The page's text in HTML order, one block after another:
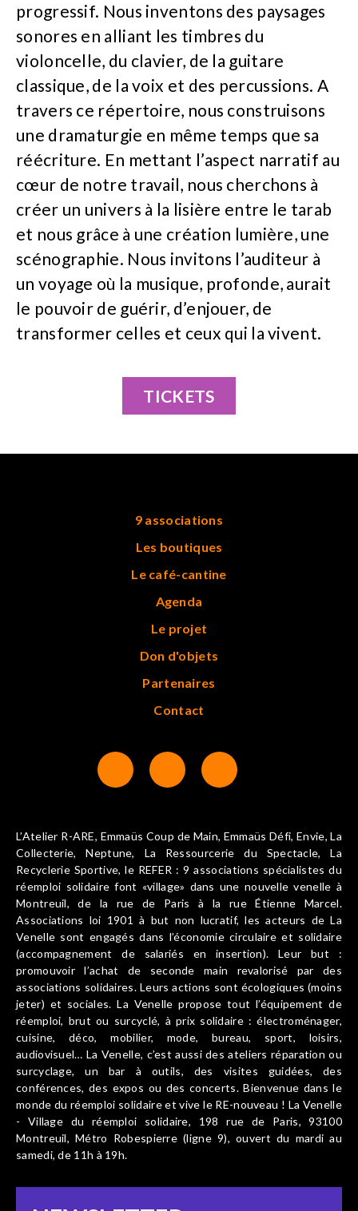
progressif. Nous inventons des paysages
sonores en alliant les timbres du
violoncelle, du clavier, de la guitare
classique, de la voix et des percussions. A
travers ce répertoire, nous construisons
une dramaturgie en même temps que sa
réécriture. En mettant l’aspect narratif au
cœur de notre travail, nous cherchons à
créer un univers à la lisière entre le tarab
et nous grâce à une création lumière, une
scénographie. Nous invitons l’auditeur à
un voyage où la musique, profonde, aurait
le pouvoir de guérir, d’enjouer, de
transformer celles et ceux qui la vivent.
TICKETS
9 associations
Les boutiques
Le café-cantine
Agenda
Le projet
Don d'objets
Partenaires
Contact
L’Atelier R-ARE, Emmaüs Coup de Main, Emmaüs Défi, Envie, La
Collecterie, Neptune, La Ressourcerie du Spectacle, La
Recyclerie Sportive, le REFER : 9 associations spécialistes du
réemploi solidaire font «village» dans une nouvelle venelle à
Montreuil, de la rue de Paris à la rue Étienne Marcel.
Associations loi 1901 à but non lucratif, les acteurs de La
Venelle sont engagés dans l’économie circulaire et solidaire
(accompagnement de salariés en insertion). Leur but :
promouvoir l’achat de seconde main revalorisé par des
associations solidaires. Leurs actions sont écologiques (moins
jeter) et sociales. La Venelle propose tout l’équipement de
réemploi, brut ou surcyclé, à prix solidaire : électroménager,
cuisine, déco, mobilier, mode, bureau, sport, loisirs,
audiovisuel… La Venelle, c’est aussi des ateliers réparation ou
surcyclage, un bar à outils, des visites guidées, des
conférences, des expos ou des concerts. Bienvenue dans le
monde du réemploi solidaire et vive le RE-nouveau ! La Venelle
- Village du réemploi solidaire, 198 rue de Paris, 93100
Montreuil, Métro Robespierre (ligne 9), ouvert du mardi au
samedi, de 11h à 19h.